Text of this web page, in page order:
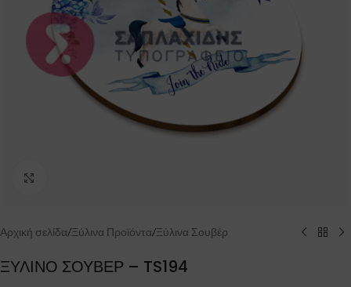
Κλείσιμο
Αρχική σελίδα/Ξύλινα Προϊόντα/Ξύλινα Σουβέρ
ΞΥΛΙΝΟ ΣΟΥΒΕΡ – TS194